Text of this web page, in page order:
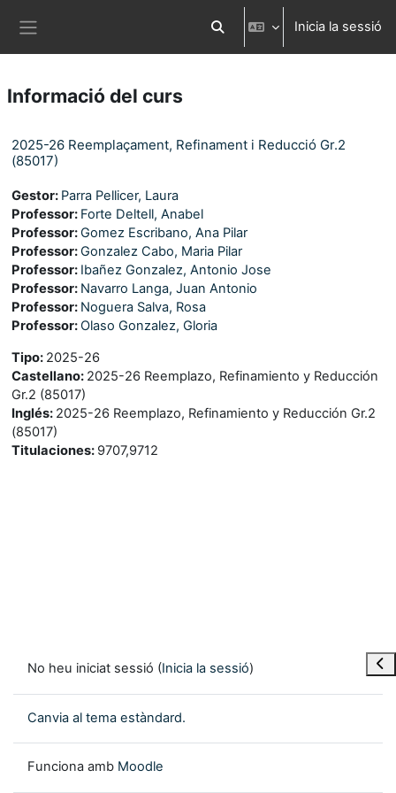
Commuta l'entrada de la cerca
Inicia la sessió
Informació del curs
2025-26 Reemplaçament, Refinament i Reducció Gr.2
(85017)
Gestor: Parra Pellicer, Laura
Professor: Forte Deltell, Anabel
Professor:Gomez Escribano, Ana Pilar
Professor:Gonzalez Cabo, Maria Pilar
Professor: Ibañez Gonzalez, Antonio Jose
Professor: Navarro Langa, Juan Antonio
Professor: Noguera Salva, Rosa
Professor:Olaso Gonzalez, Gloria
Tipo: 2025-26
Castellano: 2025-26 Reemplazo, Refinamiento y Reducción
Gr.2 (85017)
Inglés: 2025-26 Reemplazo, Refinamiento y Reducción Gr.2
(85017)
Titulaciones: 9707,9712
No heu iniciat sessió (Inicia la sessió)
Canvia al tema estàndard.
Funciona amb Moodle